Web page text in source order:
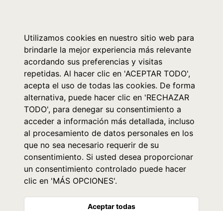
Utilizamos cookies en nuestro sitio web para
brindarle la mejor experiencia más relevante
acordando sus preferencias y visitas
repetidas. Al hacer clic en 'ACEPTAR TODO',
acepta el uso de todas las cookies. De forma
alternativa, puede hacer clic en 'RECHAZAR
TODO', para denegar su consentimiento a
acceder a información más detallada, incluso
al procesamiento de datos personales en los
que no sea necesario requerir de su
consentimiento. Si usted desea proporcionar
un consentimiento controlado puede hacer
clic en 'MÁS OPCIONES'.
Aceptar todas